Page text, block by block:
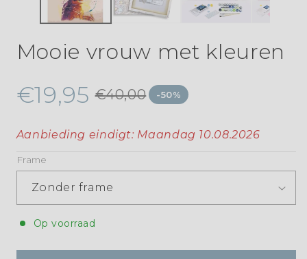
Mooie vrouw met kleuren
€19,95 €40,00 -50%
Aanbieding eindigt: Maandag 10.08.2026
Frame
Op voorraad